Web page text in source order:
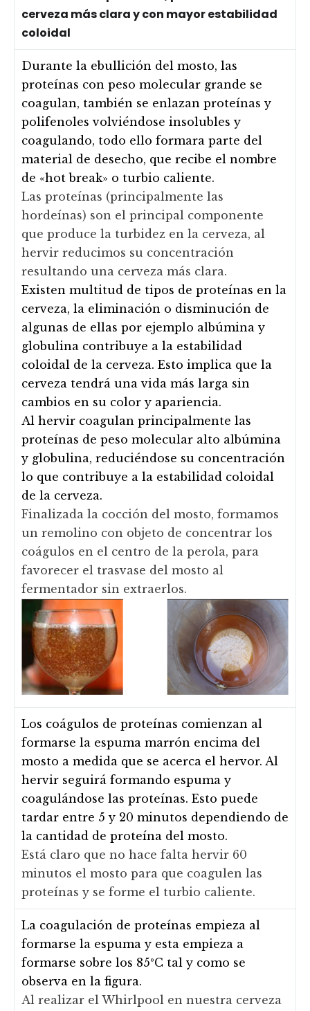
cerveza más clara y con mayor estabilidad
coloidal
Durante la ebullición del mosto, las
proteínas con peso molecular grande se
coagulan, también se enlazan proteínas y
polifenoles volviéndose insolubles y
coagulando, todo ello formara parte del
material de desecho, que recibe el nombre
de «hot break» o turbio caliente.
Las proteínas (principalmente las
hordeínas) son el principal componente
que produce la turbidez en la cerveza, al
hervir reducimos su concentración
resultando una cerveza más clara.
Existen multitud de tipos de proteínas en la
cerveza, la eliminación o disminución de
algunas de ellas por ejemplo albúmina y
globulina contribuye a la estabilidad
coloidal de la cerveza. Esto implica que la
cerveza tendrá una vida más larga sin
cambios en su color y apariencia.
Al hervir coagulan principalmente las
proteínas de peso molecular alto albúmina
y globulina, reduciéndose su concentración
lo que contribuye a la estabilidad coloidal
de la cerveza.
Finalizada la cocción del mosto, formamos
un remolino con objeto de concentrar los
coágulos en el centro de la perola, para
favorecer el trasvase del mosto al
fermentador sin extraerlos.
Los coágulos de proteínas comienzan al
formarse la espuma marrón encima del
mosto a medida que se acerca el hervor. Al
hervir seguirá formando espuma y
coagulándose las proteínas. Esto puede
tardar entre 5 y 20 minutos dependiendo de
la cantidad de proteína del mosto.
Está claro que no hace falta hervir 60
minutos el mosto para que coagulen las
proteínas y se forme el turbio caliente.
La coagulación de proteínas empieza al
formarse la espuma y esta empieza a
formarse sobre los 85ºC tal y como se
observa en la figura.
Al realizar el Whirlpool en nuestra cerveza